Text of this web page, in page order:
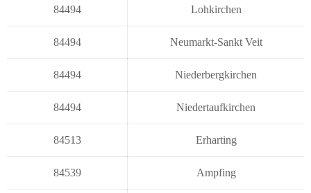
84494 Lohkirchen
84494 Neumarkt-Sankt Veit
84494 Niederbergkirchen
84494 Niedertaufkirchen
84513 Erharting
84539 Ampfing